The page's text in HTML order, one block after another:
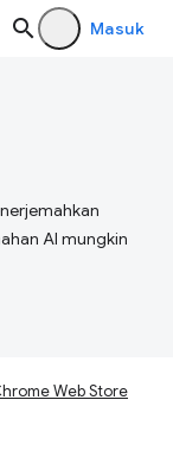
Masuk
AI mungkin
Web Store